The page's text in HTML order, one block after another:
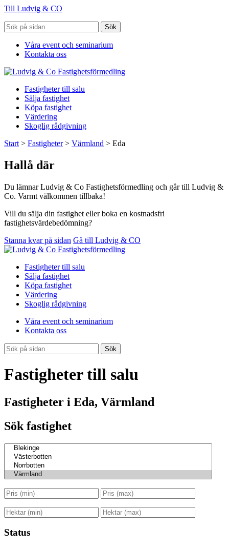
Till Ludvig & CO
Sök
Våra event och seminarium
Kontakta oss
Fastigheter till salu
Sälja fastighet
Köpa fastighet
Värdering
Skoglig rådgivning
Start > Fastigheter> Värmland > Eda
Hallå där
Du lämnar Ludvig & Co Fastighetsförmedling och går till Ludvig &
Co. Varmt välkommen tillbaka!
Vill du sälja din fastighet eller boka en kostnadsfri
fastighetsvärdebedömning?
Stanna kvar på sidan Gå till Ludvig & CO
Fastigheter till salu
Sälja fastighet
Köpa fastighet
Värdering
Skoglig rådgivning
Våra event och seminarium
Kontakta oss
Sök
Fastigheter till salu
Fastigheter i Eda, Värmland
Sök fastighet
Status